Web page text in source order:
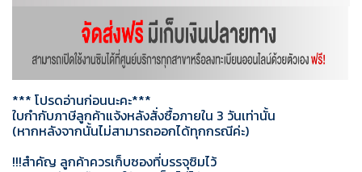
*** โปรดอ่านก่อนนะคะ***
ใบกำกับภาษีลูกค้าแจ้งหลังสั่งซื้อภายใน 3 วันเท่านั้น
(หากหลังจากนั้นไม่สามารถออกได้ทุกกรณีค่ะ)
!!!สำคัญ ลูกค้าควรเก็บซองที่บรรจุซิมไว้